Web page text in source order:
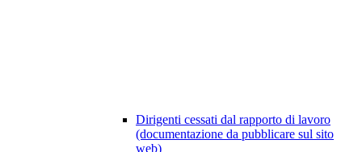
Dirigenti cessati dal rapporto di lavoro
(documentazione da pubblicare sul sito
web)